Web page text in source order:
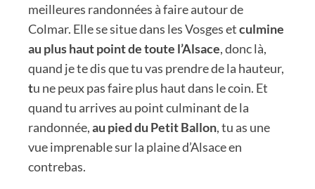
meilleures randonnées à faire autour de
Colmar. Elle se situe dans les Vosges etculmine
au plus haut point de toute l’Alsace, donc là,
quand je te dis que tu vas prendre de la hauteur,
tu ne peux pas faire plus haut dans le coin. Et
quand tu arrives au point culminant de la
randonnée,au pied du Petit Ballon, tu as une
vue imprenable sur la plaine d’Alsace en
contrebas.